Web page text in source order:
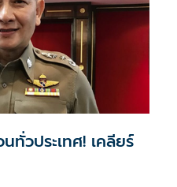
ทั่วประเทศ! เคลียร์